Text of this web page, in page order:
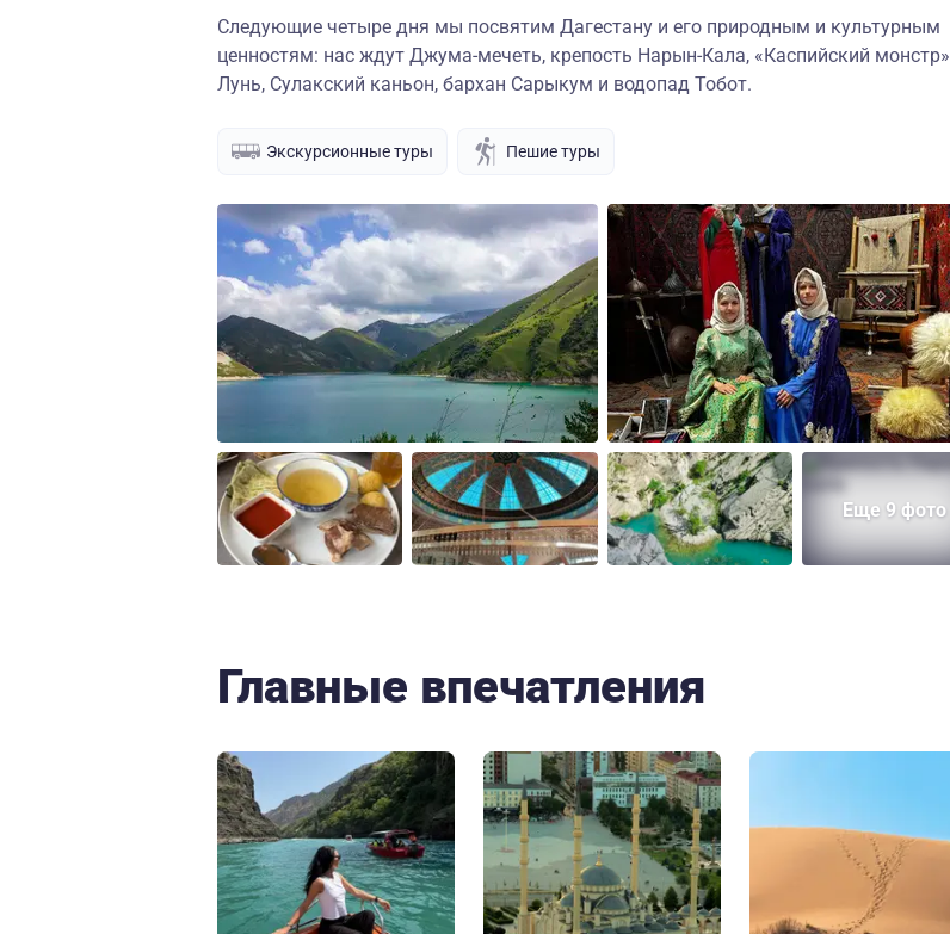
Следующие четыре дня мы посвятим Дагестану и его природным и культурным
ценностям: нас ждут Джума-мечеть, крепость Нарын-Кала, «Каспийский монстр»
Лунь, Сулакский каньон, бархан Сарыкум и водопад Тобот.
Экскурсионные туры Пешие туры
Еще 9 фото
Главные впечатления